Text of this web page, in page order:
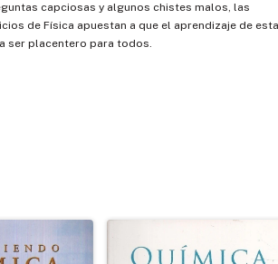
capciosas y algunos chistes malos, las
de Física apuestan a que el aprendizaje de
ser placentero para todos.